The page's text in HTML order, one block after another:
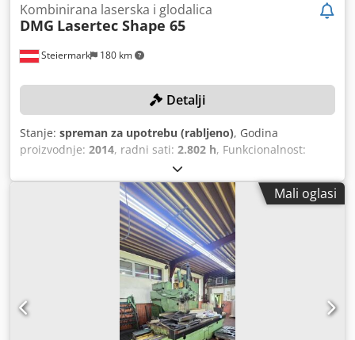
Steiermark 180 km
Kombinirana laserska i glodalica
DMG Lasertec Shape 65
Detalji
Stanje: spreman za upotrebu (rabljeno), Godina
proizvodnje: 2014, radni sati: 2.802 h, Funkcionalnost:
, broj stroja/vozila:
maksimalna brzina vretena:10.000 okr/min, udaljenost
650 mm, pomak osi Y:650 mm , pomak osi Z:
, model upravljača:Siemens 840D sl
, Ponovljivo precizno 5-osno glodanje, lasersko
teksturiranje te lasersko skidanje laka na preciznom stroju!
TEHNIČKI DETALJI Hod X-osi: 650 mm Hod Y-osi: 650 mm
Hod Z-osi: 560 mm Raspon broja okretaja glavnog vretena:
20 - 10.000 o/min Pogonska snaga glavnog vretena: 13 / 9
kW Moment: maks. 83 / 57 Nm Codjzcxwropfx Ahrsha
Prihvat alata: HSK A63 prema DIN 69893 Površina za
Mali oglasi